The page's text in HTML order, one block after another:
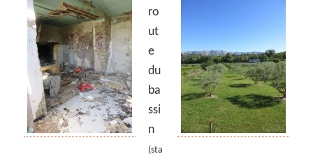
ro
ut
e
du
ba
ssi
n
(sta